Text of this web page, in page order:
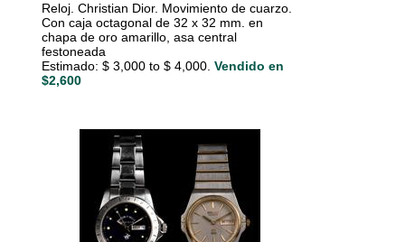
Reloj. Christian Dior. Movimiento de cuarzo.
Con caja octagonal de 32 x 32 mm. en
chapa de oro amarillo, asa central
festoneada
Estimado: $ 3,000 to $ 4,000. Vendido en
$2,600